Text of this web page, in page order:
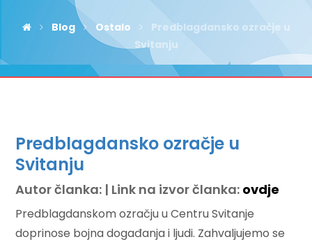
Blog Ostalo
Predblagdansko ozračje u
Svitanju
Predblagdansko ozračje u
Svitanju
Autor članka: | Link na izvor članka: ovdje
Predblagdanskom ozračju u Centru Svitanje
doprinose bojna događanja i ljudi. Zahvaljujemo se